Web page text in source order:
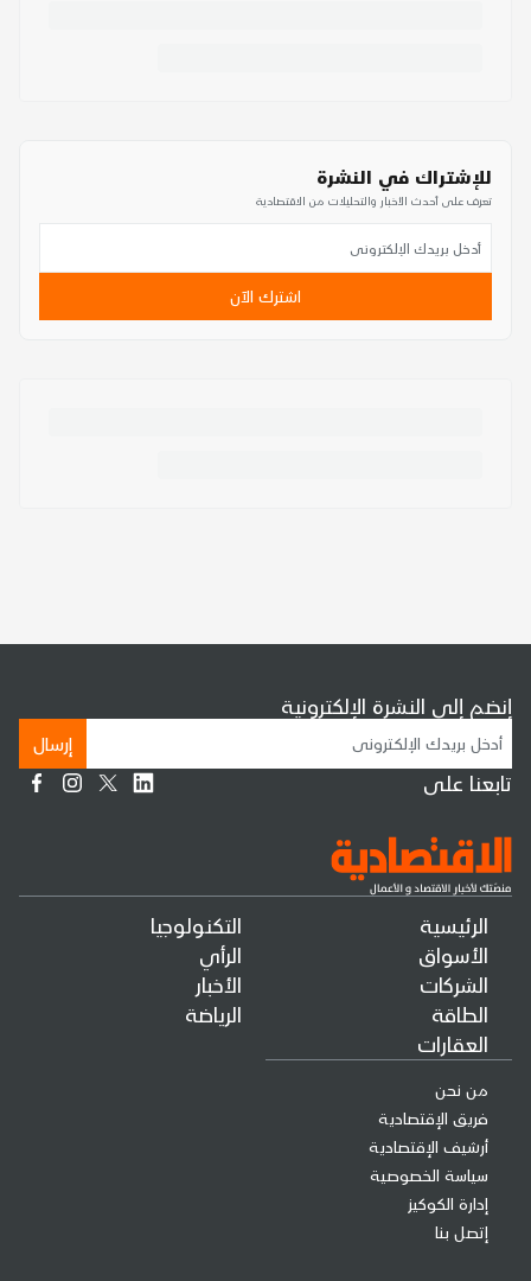
للإشتراك في النشرة
تعرف على أحدث الأخبار والتحليلات من الاقتصادية
اشترك الآن
الرئيسية
الأسواق
الشركات
الطاقة
العقارات
التكنولوجيا
الرأي
الأخبار
الرياضة
من نحن
فريق الإقتصادية
أرشيف الإقتصادية
سياسة الخصوصية
إدارة الكوكيز
إتصل بنا
إنضم إلى النشرة الإلكترونية
إرسال
تابعنا على